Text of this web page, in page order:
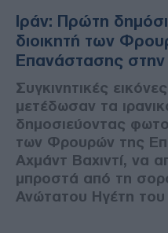
Ιράν: Πρώτη
διοικητή των
Επανάστασης στην
Συγκινητικές
μετέδωσαν τα
δημοσιεύοντας
των Φρουρών της
Αχμάντ Βαχιντί, να
μπροστά από τη
Ανώτατου Ηγέτη του